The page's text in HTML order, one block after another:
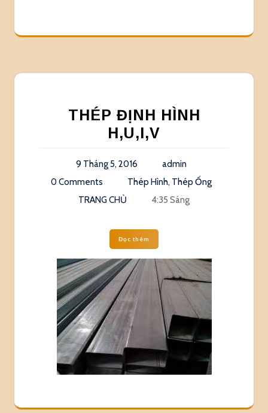
THÉP ĐỊNH HÌNH
H,U,I,V
9 Tháng 5, 2016
admin
0 Comments
Thép Hình, Thép Ống
TRANG CHỦ
4:35 Sáng
Đọc thêm